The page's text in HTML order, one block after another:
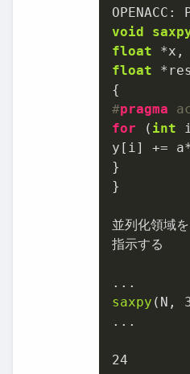
OPENACC:
void
float
float
#pragma
for ( int
y[i] +=
}
}
並列化領域を
指示する
saxpy (N,
...
24